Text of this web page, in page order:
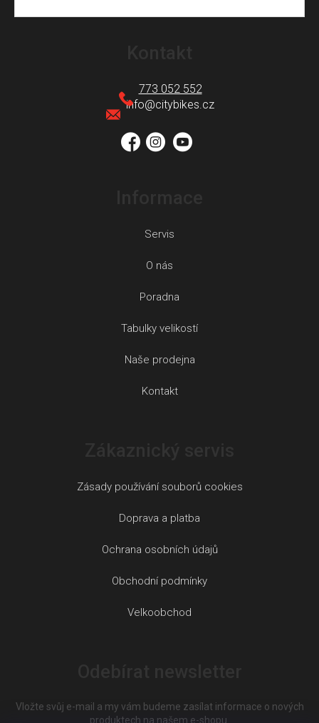
info@citybikes.cz
773 052 552
Servis
O nás
Poradna
Tabulky velikostí
Naše prodejna
Kontakt
Zásady používání souborů cookies
Doprava a platba
Ochrana osobních údajů
Obchodní podmínky
Velkoobchod
Vložte svůj e-mail a my vám budeme zasílat informace o nových
produktech na našem e-shopu.